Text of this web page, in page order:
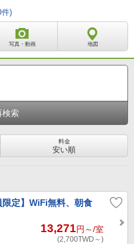
件)
写真・動画 地図
検索
料金
安い順
限定】WiFi無料、朝食
13,271円～/室
(2,700TWD～)